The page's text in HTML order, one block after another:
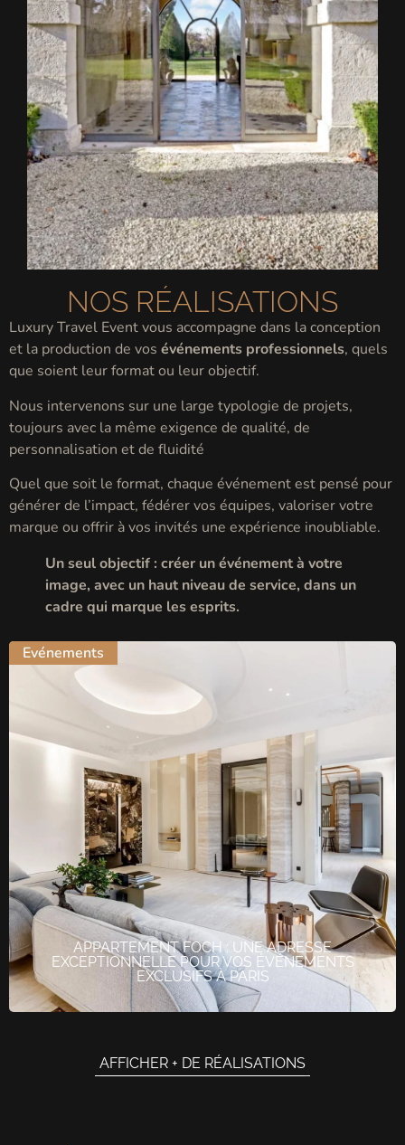
NOS RÉALISATIONS
Luxury Travel Event vous accompagne dans la conception
et la production de vos événements professionnels, quels
que soient leur format ou leur objectif.
Nous intervenons sur une large typologie de projets,
toujours avec la même exigence de qualité, de
personnalisation et de fluidité
Quel que soit le format, chaque événement est pensé pour
générer de l’impact, fédérer vos équipes, valoriser votre
marque ou offrir à vos invités une expérience inoubliable.
Un seul objectif : créer un événement à votre
image, avec un haut niveau de service, dans un
cadre qui marque les esprits.
Evénements
APPARTEMENT FOCH : UNE ADRESSE
EXCEPTIONNELLE POUR VOS ÉVÉNEMENTS
EXCLUSIFS À PARIS
AFFICHER + DE RÉALISATIONS